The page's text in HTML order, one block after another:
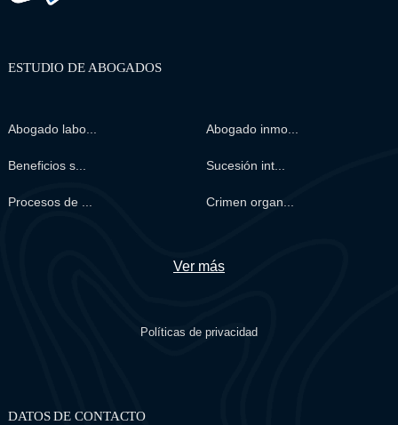
ESTUDIO DE ABOGADOS
Abogado labo... Abogado inmo...
Beneficios s... Sucesión int...
Procesos de ... Crimen organ...
Ver más
Políticas de privacidad
DATOS DE CONTACTO